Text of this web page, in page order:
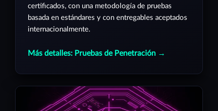
certificados, con una metodología de pruebas
basada en estándares y con entregables aceptados
internacionalmente.
Más detalles: Pruebas de Penetración →